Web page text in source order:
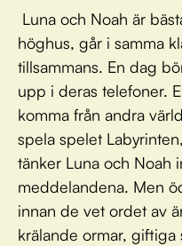
Luna och Noah är
höghus, går i samma
tillsammans. En dag
upp i deras telefoner.
komma från andra
spela spelet
tänker Luna och Noah
meddelandena. Men
innan de vet ordet av
krälande ormar, giftiga